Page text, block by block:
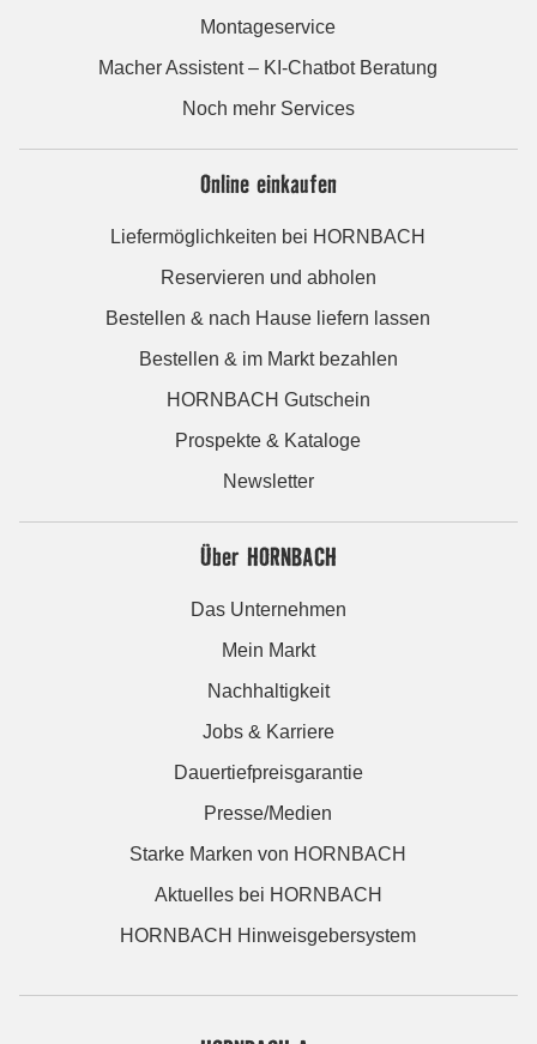
Montageservice
Macher Assistent – KI-Chatbot Beratung
Noch mehr Services
Online einkaufen
Liefermöglichkeiten bei HORNBACH
Reservieren und abholen
Bestellen & nach Hause liefern lassen
Bestellen & im Markt bezahlen
HORNBACH Gutschein
Prospekte & Kataloge
Newsletter
Über HORNBACH
Das Unternehmen
Mein Markt
Nachhaltigkeit
Jobs & Karriere
Dauertiefpreisgarantie
Presse/Medien
Starke Marken von HORNBACH
Aktuelles bei HORNBACH
HORNBACH Hinweisgebersystem